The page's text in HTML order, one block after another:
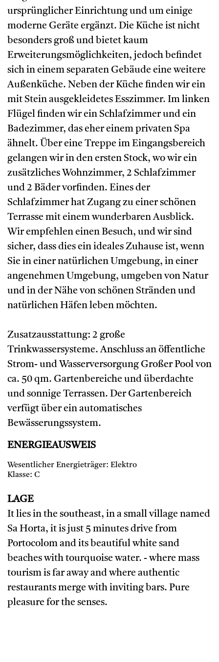
ursprünglicher Einrichtung und um einige
moderne Geräte ergänzt. Die Küche ist nicht
besonders groß und bietet kaum
Erweiterungsmöglichkeiten, jedoch befindet
sich in einem separaten Gebäude eine weitere
Außenküche. Neben der Küche finden wir ein
mit Stein ausgekleidetes Esszimmer. Im linken
Flügel finden wir ein Schlafzimmer und ein
Badezimmer, das eher einem privaten Spa
ähnelt. Über eine Treppe im Eingangsbereich
gelangen wir in den ersten Stock, wo wir ein
zusätzliches Wohnzimmer, 2 Schlafzimmer
und 2 Bäder vorfinden. Eines der
Schlafzimmer hat Zugang zu einer schönen
Terrasse mit einem wunderbaren Ausblick.
Wir empfehlen einen Besuch, und wir sind
sicher, dass dies ein ideales Zuhause ist, wenn
Sie in einer natürlichen Umgebung, in einer
angenehmen Umgebung, umgeben von Natur
und in der Nähe von schönen Stränden und
natürlichen Häfen leben möchten.
Zusatzausstattung: 2 große
Trinkwassersysteme. Anschluss an öffentliche
Strom- und Wasserversorgung Großer Pool von
ca. 50 qm. Gartenbereiche und überdachte
und sonnige Terrassen. Der Gartenbereich
verfügt über ein automatisches
Bewässerungssystem.
ENERGIEAUSWEIS
Wesentlicher Energieträger: Elektro
Klasse: C
LAGE
It lies in the southeast, in a small village named
Sa Horta, it is just 5 minutes drive from
Portocolom and its beautiful white sand
beaches with tourquoise water. - where mass
tourism is far away and where authentic
restaurants merge with inviting bars. Pure
pleasure for the senses.